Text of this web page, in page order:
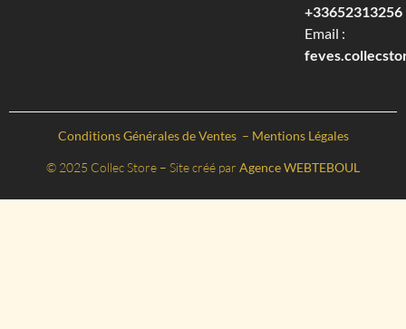
+33652313256‬
Email :
Conditions Générales de Ventes – Mentions Légales
© 2025 Collec Store – Site créé par Agence WEBTEBOUL